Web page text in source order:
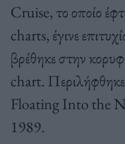
Cruise, το οποίο
charts, έγινε
βρέθηκε στην
chart.
Floating Into the
1989.